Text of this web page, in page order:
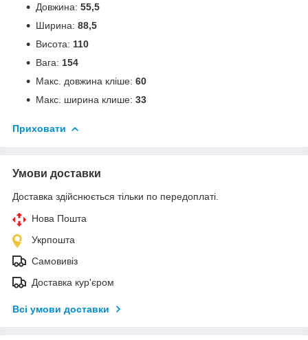
Довжина: 55,5
Ширина: 88,5
Висота: 110
Вага: 154
Макс. довжина кліше: 60
Макс. ширина клише: 33
Приховати
Умови доставки
Доставка здійснюється тільки по передоплаті.
Нова Пошта
Укрпошта
Самовивіз
Доставка кур'єром
Всі умови доставки